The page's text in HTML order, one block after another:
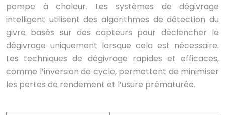
pompe à chaleur. Les systèmes de dégivrage
intelligent utilisent des algorithmes de détection du
givre basés sur des capteurs pour déclencher le
dégivrage uniquement lorsque cela est nécessaire.
Les techniques de dégivrage rapides et efficaces,
comme l’inversion de cycle, permettent de minimiser
les pertes de rendement et l’usure prématurée.